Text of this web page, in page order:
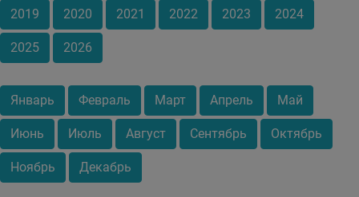
2019 2020 2021 2022 2023 2024
2025 2026
Январь Февраль Март Апрель Май
Июнь Июль Август Сентябрь Октябрь
Ноябрь Декабрь